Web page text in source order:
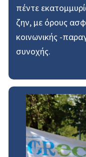
πέντε
ζην, με όρους
κοινωνικής -
συνοχής.